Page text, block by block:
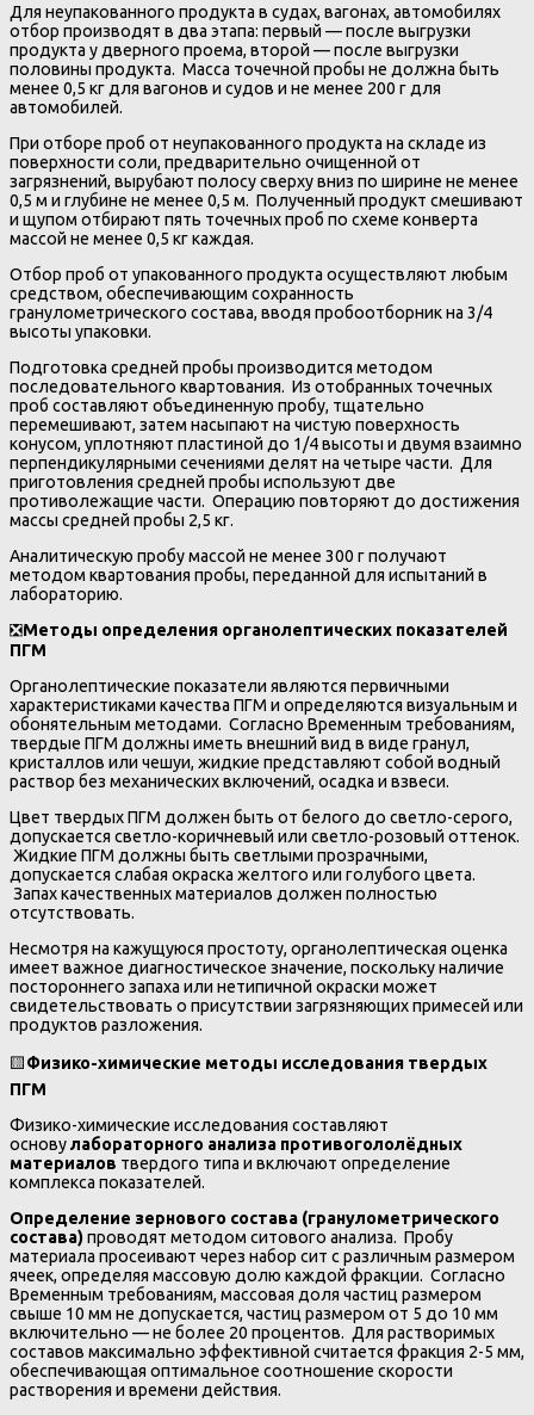
Для неупакованного продукта в судах, вагонах, автомобилях
отбор производят в два этапа: первый — после выгрузки
продукта у дверного проема, второй — после выгрузки
половины продукта. Масса точечной пробы не должна быть
менее 0,5 кг для вагонов и судов и не менее 200 г для
автомобилей.
При отборе проб от неупакованного продукта на складе из
поверхности соли, предварительно очищенной от
загрязнений, вырубают полосу сверху вниз по ширине не менее
0,5 м и глубине не менее 0,5 м. Полученный продукт смешивают
и щупом отбирают пять точечных проб по схеме конверта
массой не менее 0,5 кг каждая.
Отбор проб от упакованного продукта осуществляют любым
средством, обеспечивающим сохранность
гранулометрического состава, вводя пробоотборник на 3/4
высоты упаковки.
Подготовка средней пробы производится методом
последовательного квартования. Из отобранных точечных
проб составляют объединенную пробу, тщательно
перемешивают, затем насыпают на чистую поверхность
конусом, уплотняют пластиной до 1/4 высоты и двумя взаимно
перпендикулярными сечениями делят на четыре части. Для
приготовления средней пробы используют две
противолежащие части. Операцию повторяют до достижения
массы средней пробы 2,5 кг.
Аналитическую пробу массой не менее 300 г получают
методом квартования пробы, переданной для испытаний в
лабораторию.
❎Методы определения органолептических показателей
ПГМ
Органолептические показатели являются первичными
характеристиками качества ПГМ и определяются визуальным и
обонятельным методами. Согласно Временным требованиям,
твердые ПГМ должны иметь внешний вид в виде гранул,
кристаллов или чешуи, жидкие представляют собой водный
раствор без механических включений, осадка и взвеси.
Цвет твердых ПГМ должен быть от белого до светло-серого,
допускается светло-коричневый или светло-розовый оттенок.
Жидкие ПГМ должны быть светлыми прозрачными,
допускается слабая окраска желтого или голубого цвета.
Запах качественных материалов должен полностью
отсутствовать.
Несмотря на кажущуюся простоту, органолептическая оценка
имеет важное диагностическое значение, поскольку наличие
постороннего запаха или нетипичной окраски может
свидетельствовать о присутствии загрязняющих примесей или
продуктов разложения.
🟨Физико-химические методы исследования твердых
ПГМ
Физико-химические исследования составляют
основулабораторного анализа противогололёдных
материалов твердого типа и включают определение
комплекса показателей.
Определение зернового состава (гранулометрического
состава)проводят методом ситового анализа. Пробу
материала просеивают через набор сит с различным размером
ячеек, определяя массовую долю каждой фракции. Согласно
Временным требованиям, массовая доля частиц размером
свыше 10 мм не допускается, частиц размером от 5 до 10 мм
включительно — не более 20 процентов. Для растворимых
составов максимально эффективной считается фракция 2-5 мм,
обеспечивающая оптимальное соотношение скорости
растворения и времени действия.